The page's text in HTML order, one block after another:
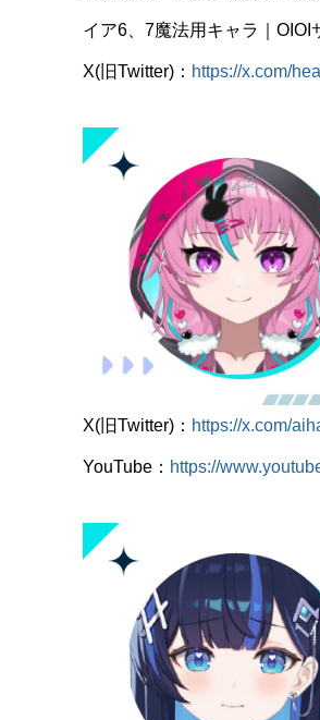
イア6、7魔法用キャラ｜
X(旧Twitter)： https://x.com/
X(旧Twitter)： https://x.com/
YouTube： https://